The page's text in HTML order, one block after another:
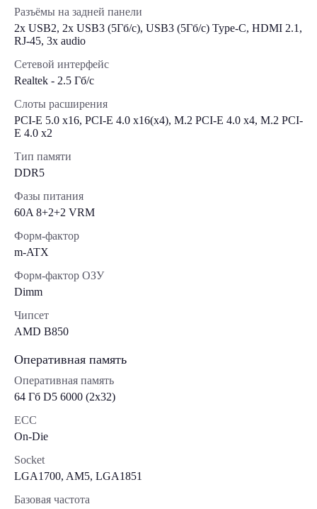
Разъёмы на задней панели
2x USB2, 2x USB3 (5Гб/с), USB3 (5Гб/с) Type-C, HDMI 2.1,
RJ-45, 3x audio
Сетевой интерфейс
Realtek - 2.5 Гб/с
Слоты расширения
PCI-E 5.0 x16, PCI-E 4.0 x16(x4), M.2 PCI-E 4.0 x4, M.2 PCI-
E 4.0 x2
Тип памяти
DDR5
Фазы питания
60A 8+2+2 VRM
Форм-фактор
m-ATX
Форм-фактор ОЗУ
Dimm
Чипсет
AMD B850
Оперативная память
Оперативная память
64 Гб D5 6000 (2х32)
ECC
On-Die
Socket
LGA1700, AM5, LGA1851
Базовая частота